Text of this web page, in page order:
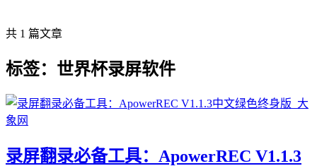
共 1 篇文章
标签：世界杯录屏软件
录屏翻录必备工具：ApowerREC V1.1.3